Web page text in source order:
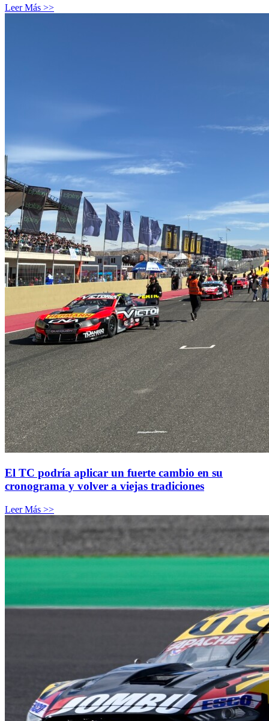
Leer Más >>
El TC podría aplicar un fuerte cambio en su
cronograma y volver a viejas tradiciones
Leer Más >>